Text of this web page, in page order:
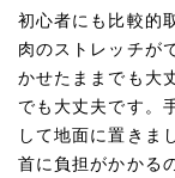
初心者にも比較的
肉のストレッチが
かせたままでも大
でも大丈夫です。
して地面に置きま
首に負担がかかる